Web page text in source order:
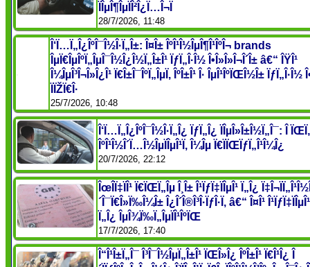
ÏÎµÎ¶ÎµÏÎ²Î¿Ï…Î¬Ï
28/7/2026, 11:48
Î‘Ï…Ï„Î¿ÎºÎ¯Î½Î·Ï„Î±: Î¤Î± ÎºÎ¹Î½ÎµÎ¶Î¹ÎºÎ¬ brands
ÎµÏ€ÎµÎºÏ„ÎµÎ¯Î½Î¿Î½Ï„Î±Î¹ ÏƒÏ„Î·Î½ Î•Î»Î»Î¬Î´Î± â€“ ÎŸÎ¹
Î¼ÎµÎ³Î¬Î»Î¿Î¹ Ï€Î±Î¯ÎºÏ„ÎµÏ‚ ÎºÎ±Î¹ Î· ÎµÎ¹ÎºÏŒÎ½Î± ÏƒÏ„Î·Î½
ÏÏŽÏ€Î·
25/7/2026, 10:48
Î‘Ï…Ï„Î¿ÎºÎ¯Î½Î·Ï„Î¿ ÏƒÏ„Î¿ ÏÎµÎ»Î±Î½Ï„Î¯: Î
ÎºÎ¹Î½Î´Ï…Î½ÎµÏÎµÎ¹Ï‚ Î¼Îµ Ï€ÏÏŒÏƒÏ„Î¹Î¼Î¿
20/7/2026, 22:12
ÎœÎ­Ï‡ÏÎ¹ Ï€ÏŒÏ„Îµ Î¸Î± Î¹ÏƒÏ‡ÏÎµÎ¹ Ï„Î¿
´Î¯Ï€Î»Ï‰Î¼Î± Î¿Î´Î®Î³Î·ÏƒÎ·Ï‚ â€“ Î¤Î¹ Î¹ÏƒÏ‡ÏÎµÎ¹
Ï„Î¿ ÎµÎ¾Ï‰Ï„ÎµÏÎ¹ÎºÏŒ
17/7/2026, 17:40
Î“Î¹Î±Ï„Î¯ Î³Î¯Î½ÎµÏ„Î±Î¹ ÏŒÎ»Î¿ ÎºÎ±Î¹ Ï€Î¹Î¿ Î